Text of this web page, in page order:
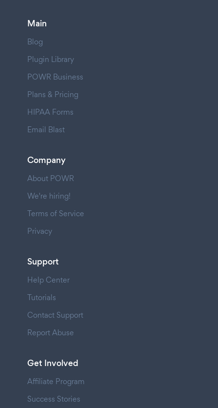
Main
Blog
Plugin Library
POWR Business
Plans & Pricing
HIPAA Forms
Email Blast
Company
About POWR
We're hiring!
Terms of Service
Privacy
Support
Help Center
Tutorials
Contact Support
Report Abuse
Get Involved
Affiliate Program
Success Stories